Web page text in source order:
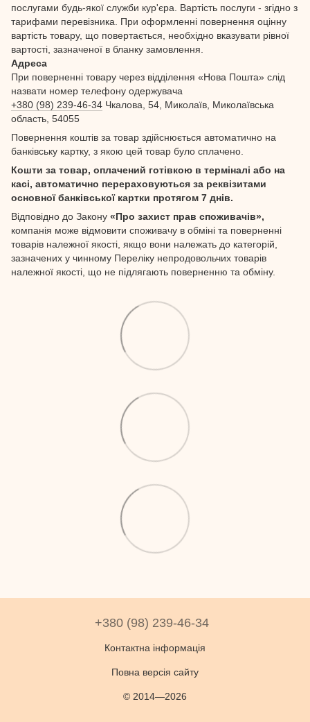
послугами будь-якої служби кур'єра. Вартість послуги - згідно з
тарифами перевізника. При оформленні повернення оцінну
вартість товару, що повертається, необхідно вказувати рівної
вартості, зазначеної в бланку замовлення.
Адреса
При поверненні товару через відділення «Нова Пошта» слід
назвати номер телефону одержувача
+380 (98) 239-46-34 Чкалова, 54, Миколаїв, Миколаївська
область, 54055
Повернення коштів за товар здійснюється автоматично на
банківську картку, з якою цей товар було сплачено.
Кошти за товар, оплачений готівкою в терміналі або на
касі, автоматично перераховуються за реквізитами
основної банківської картки протягом 7 днів.
Відповідно до Закону «Про захист прав споживачів»,
компанія може відмовити споживачу в обміні та поверненні
товарів належної якості, якщо вони належать до категорій,
зазначених у чинному Переліку непродовольчих товарів
належної якості, що не підлягають поверненню та обміну.
+380 (98) 239-46-34
Контактна інформація
Повна версія сайту
© 2014—2026